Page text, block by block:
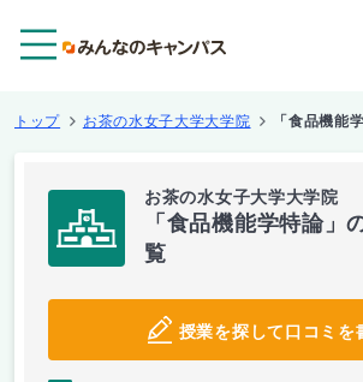
トップ お茶の水女子大学大学院 「食品機能
お茶の水女子大学大学院
「食品機能学特論」
覧
授業を探して口コミを